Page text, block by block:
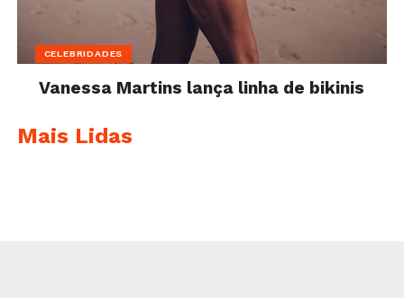
CELEBRIDADES
Vanessa Martins lança linha de bikinis
Mais Lidas